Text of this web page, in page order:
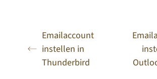
Emailaccount
instellen in
Thunderbird